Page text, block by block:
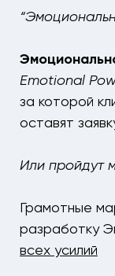
Emotional
за которой
оставят
Или пройдут
Грамотные
разработку
всех усилий